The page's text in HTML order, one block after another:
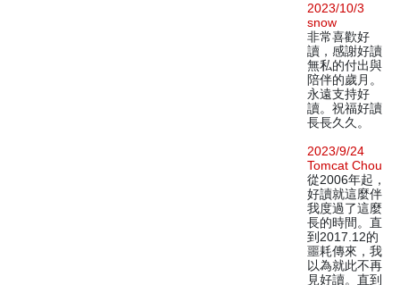
2023/10/3
snow
非常喜歡好
讀，感謝好讀
無私的付出與
陪伴的歲月。
永遠支持好
讀。祝福好讀
長長久久。
2023/9/24
Tomcat Chou
從2006年起，
好讀就這麼伴
我度過了這麼
長的時間。直
到2017.12的
噩耗傳來，我
以為就此不再
見好讀。直到